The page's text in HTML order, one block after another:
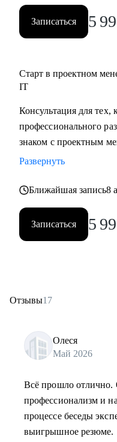
Записаться 5
Старт в проектном
IT
Консультация для тех,
профессионального
знаком с проектным
Развернуть
Ближайшая запись8
Записаться 5
Отзывы17
Олеся
Май 2026
Всё прошло отлично.
профессионализм и
процессе беседы
выигрышное резюме.